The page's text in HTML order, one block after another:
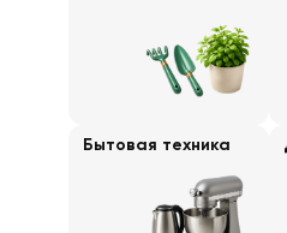
Бытовая техника